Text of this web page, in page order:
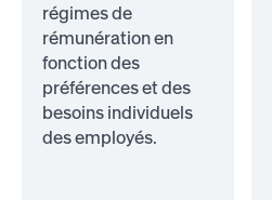
régimes de
rémunération en
fonction des
préférences et des
besoins individuels
des employés.